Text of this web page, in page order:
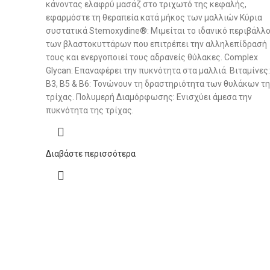
κάνοντας ελαφρύ μασάζ στο τριχωτό της κεφαλής,
εφαρμόστε τη θεραπεία κατά μήκος των μαλλιών Κύρια
συστατικά Stemoxydine®: Μιμείται το ιδανικό
των βλαστοκυττάρων που επιτρέπει την αλληλεπίδρασή
τους και ενεργοποιεί τους αδρανείς θύλακες. Complex
Glycan: Επαναφέρει την πυκνότητα στα μαλλιά. Βιταμίνες:
B3, B5 & B6: Τονώνουν τη δραστηριότητα των θυλάκων
τρίχας. Πολυμερή Διαμόρφωσης: Ενισχύει άμεσα την
πυκνότητα της τρίχας.
Διαβάστε περισσότερα